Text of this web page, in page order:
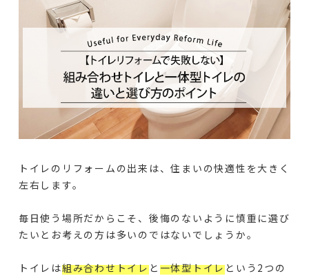
トイレのリフォームの出来は、住まいの快適性を大きく
左右します。
毎日使う場所だからこそ、後悔のないように慎重に選び
たいとお考えの方は多いのではないでしょうか。
トイレは組み合わせトイレと 一体型トイレという2つの